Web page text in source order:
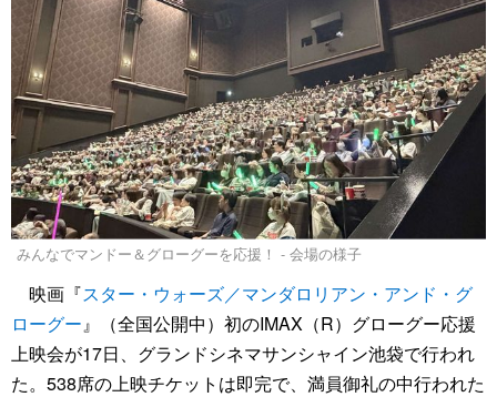
みんなでマンドー＆グローグーを応援！ - 会場の様子
映画『スター・ウォーズ／マンダロリアン・アンド・グ
ローグー』（全国公開中）初のIMAX（R）グローグー応援
上映会が17日、グランドシネマサンシャイン池袋で行われ
た。538席の上映チケットは即完で、満員御礼の中行われた